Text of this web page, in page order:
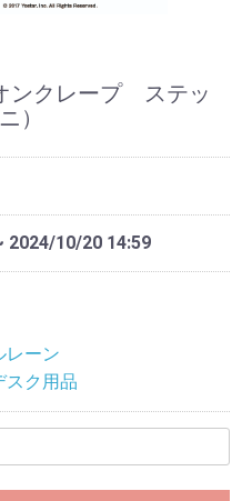
ンクレープ ステッ
）
2024/10/20 14:59
レーン
スク用品